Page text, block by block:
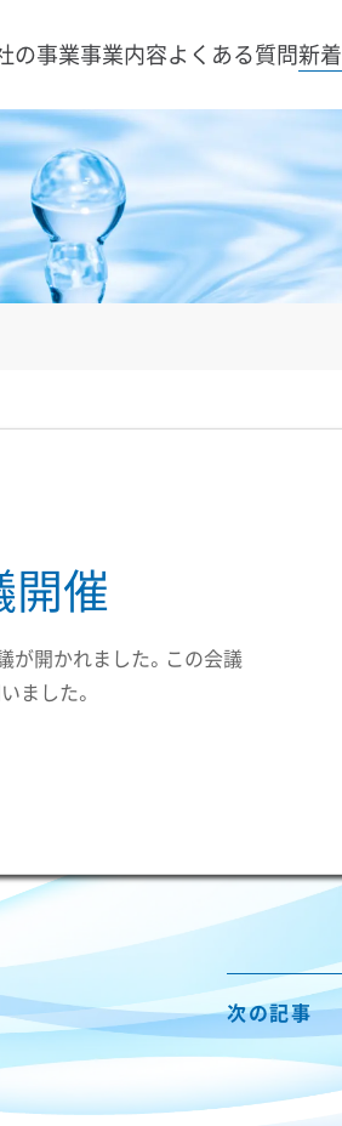
の事業事業内容よくある質問新
開催
が開かれました。この会議
ました。
次の記事